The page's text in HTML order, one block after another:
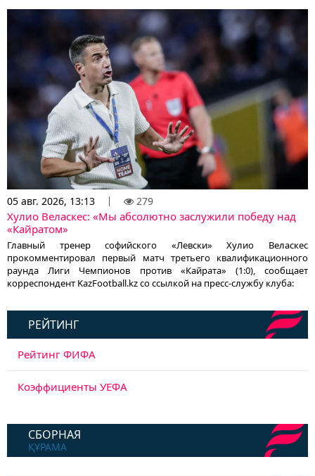
05 авг. 2026, 13:13 279
Хулио Веласкес: «Мы абсолютно заслужили победу над
«Кайратом»
Главный тренер софийского «Левски» Хулио Веласкес
прокомментировал первый матч третьего квалификационного
раунда Лиги Чемпионов против «Кайрата» (1:0), сообщает
корреспондент KazFootball.kz со ссылкой на пресс-службу клуба:
РЕЙТИНГ
Рейтинг ФИФА
Коэффициенты УЕФА
СБОРНАЯ
ҚҰРАМА